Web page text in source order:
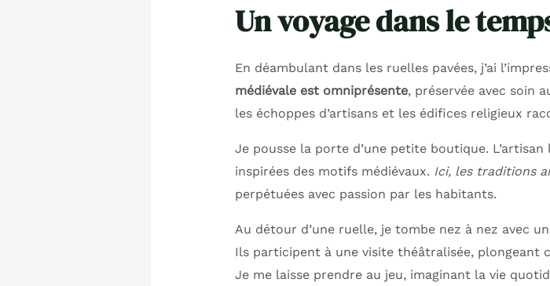
Un voyage dans le
En déambulant dans les ruelles pavées, j’ai
médiévale est omniprésente, préservée avec soin
les échoppes d’artisans et les édifices religieux
Je pousse la porte d’une petite boutique.
inspirées des motifs médiévaux. Ici, les traditions
perpétuées avec passion par les habitants.
Au détour d’une ruelle, je tombe nez à nez avec
Ils participent à une visite théâtralisée, plongeant
Je me laisse prendre au jeu, imaginant la vie